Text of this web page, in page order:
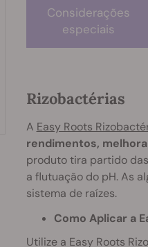
Considerações
especiais
Rizobactérias
A Easy Roots
rendimentos,
produto tira partido
a flutuação do pH. As
sistema de raízes.
Como Aplicar a
Utilize a Easy Roots